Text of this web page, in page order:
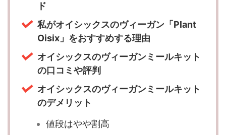
ド
私がオイシックスのヴィーガン「Plant
Oisix」をおすすめする理由
オイシックスのヴィーガンミールキット
の口コミや評判
オイシックスのヴィーガンミールキット
のデメリット
値段はやや割高